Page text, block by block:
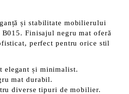
și stabilitate mobilierului
Finisajul negru mat oferă
perfect pentru orice stil
elegant și minimalist.
mat durabil.
diverse tipuri de mobilier.